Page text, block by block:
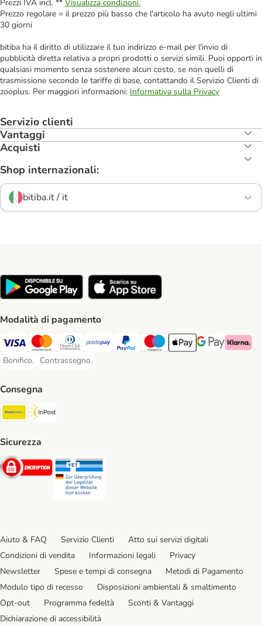
Prezzi IVA incl. ** Visualizza condizioni.
Prezzo regolare = il prezzo più basso che l'articolo ha avuto negli ultimi
30 giorni
bitiba ha il diritto di utilizzare il tuo indirizzo e-mail per l'invio di
pubblicità diretta relativa a propri prodotti o servizi simili. Puoi opporti in
qualsiasi momento senza sostenere alcun costo, se non quelli di
trasmissione secondo le tariffe di base, contattando il Servizio Clienti di
zooplus. Per maggiori informazioni: Informativa sulla Privacy
Servizio clienti
Vantaggi
Acquisti
Shop internazionali:
bitiba.it / it
Modalità di pagamento
Visa. Payment Method
Mastercard. Payment Method
Diners Club. Payment Method
Postepay. Payment Method
PayPal. Payment Method
Maestro. Payment Method
Apple pay. Payment
Google Pay
Klarna
Bonifico.
Bonifico. Payment Method
Contrassegno.
Contrassegno. Payment Method
Consegna
Poste Italiane. Shipping Method
Sicurezza
Security
Aiuto & FAQ Servizio Clienti
Atto sui servizi digitali
Condizioni di vendita
Informazioni legali
Privacy
Newsletter
Spese e tempi di consegna
Metodi di Pagamento
Modulo tipo di recesso
Disposizioni ambientali & smaltimento
Opt-out
Programma fedeltà
Sconti & Vantaggi
Dichiarazione di accessibilità